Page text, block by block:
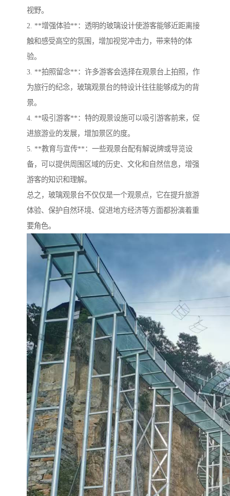
视野。
2. **增强体验**：透明的玻璃设计使游客能够近距离接
触和感受高空的氛围，增加视觉冲击力，带来特的体
验。
3. **拍照留念**：许多游客会选择在观景台上拍照，作
为旅行的纪念，玻璃观景台的特设计往往能够成为的背
景。
4. **吸引游客**：特的观景设施可以吸引游客前来，促
进旅游业的发展，增加景区的度。
5. **教育与宣传**：一些观景台配有解说牌或导览设
备，可以提供周围区域的历史、文化和自然信息，增强
游客的知识和理解。
总之，玻璃观景台不仅仅是一个观景点，它在提升旅游
体验、保护自然环境、促进地方经济等方面都扮演着重
要角色。